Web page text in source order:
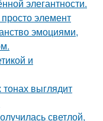
элегантности.
элемент
эмоциями,
и
выглядит
светлой,